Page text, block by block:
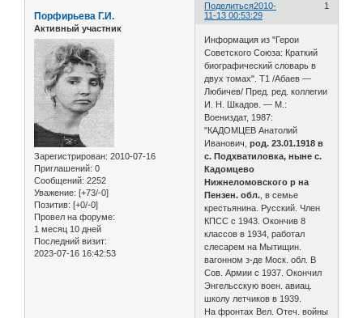
Поделиться 1
2010-
11-13 00:53:29
Порфирьева Г.И.
Активный участник
Зарегистрирован: 2010-07-16
Приглашений: 0
Сообщений: 2252
Уважение: [+73/-0]
Позитив: [+0/-0]
Провел на форуме:
1 месяц 10 дней
Последний визит:
2023-07-16 16:42:53
Информация из "Герои
Советского Союза: Краткий
биографический словарь в
двух томах". Т1 /Абаев —
Любичев/ Пред. ред. коллегии
И. Н. Шкадов. — М.:
Воениздат, 1987:
"КАДОМЦЕВ Анатолий
Иванович,род. 23.01.1918 в
с. Подхватиловка, ныне с.
Кадомцево
Нижнеломовского р на
Пензен. обл. , в семье
крестьянина. Рус­ский. Член
КПСС с 1943. Окончив 8
классов в 1934, работал
слесарем на Мытищин.
вагонном з-де Моск. обл. В
Сов. Армии с 1937. Окончил
Энгельсскую воен. авиац.
школу летчиков в 1939.
На фронтах Вел. Отеч. войны